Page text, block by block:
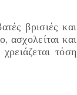
βρισιές και
ασχολείται και
τόση